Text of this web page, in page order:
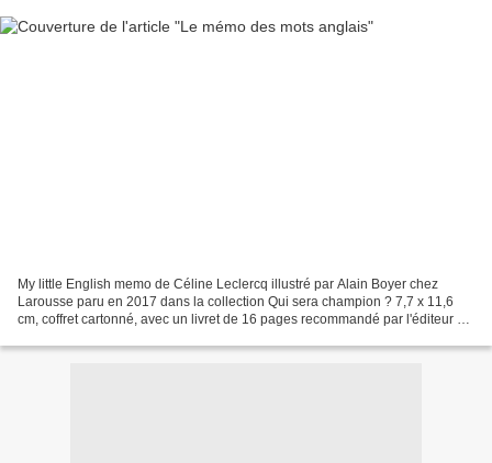
My little English memo de Céline Leclercq illustré par Alain Boyer chez
Larousse paru en 2017 dans la collection Qui sera champion ? 7,7 x 11,6
cm, coffret cartonné, avec un livret de 16 pages recommandé par l'éditeur à